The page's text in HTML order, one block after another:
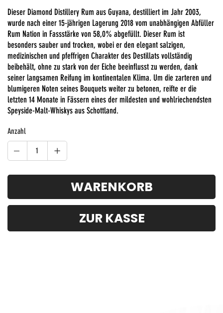
Dieser Diamond Distillery Rum aus Guyana, destilliert im Jahr 2003,
wurde nach einer 15-jährigen Lagerung 2018 vom unabhängigen Abfüller
Rum Nation in Fassstärke von 58,0% abgefüllt. Dieser Rum ist
besonders sauber und trocken, wobei er den elegant salzigen,
medizinischen und pfeffrigen Charakter des Destillats vollständig
beibehält, ohne zu stark von der Eiche beeinflusst zu werden, dank
seiner langsamen Reifung im kontinentalen Klima. Um die zarteren und
blumigeren Noten seines Bouquets weiter zu betonen, reifte er die
letzten 14 Monate in Fässern eines der mildesten und wohlriechendsten
Speyside-Malt-Whiskys aus Schottland.
Anzahl
WARENKORB
ZUR KASSE